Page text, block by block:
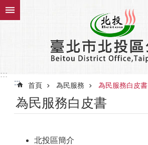
跳到主要內容區塊
:::
:::
首頁 為民服務 為民服務白皮書
為民服務白皮書
北投區簡介